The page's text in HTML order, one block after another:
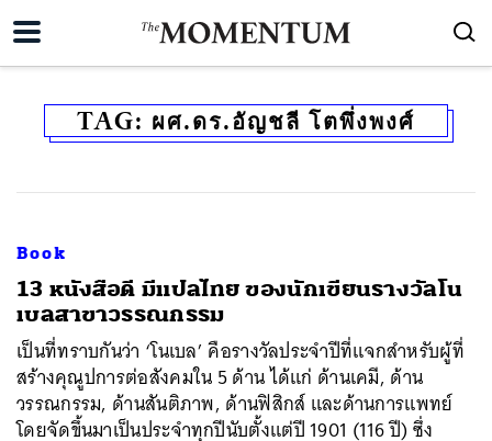
TAG: ผศ.ดร.อัญชลี โตพึ่งพงศ์
Book
13 หนังสือดี มีแปลไทย ของนักเขียนรางวัลโน
เบลสาขาวรรณกรรม
เป็นที่ทราบกันว่า ‘โนเบล’ คือรางวัลประจำปีที่แจกสำหรับผู้ที่
สร้างคุณูปการต่อสังคมใน 5 ด้าน ได้แก่ ด้านเคมี, ด้าน
วรรณกรรม, ด้านสันติภาพ, ด้านฟิสิกส์ และด้านการแพทย์
โดยจัดขึ้นมาเป็นประจำทุกปีนับตั้งแต่ปี 1901 (116 ปี) ซึ่ง